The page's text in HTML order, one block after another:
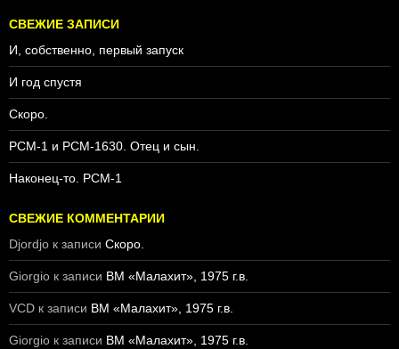
записям
й
и
:
СВЕЖИЕ ЗАПИСИ
И, собственно, первый запуск
И год спустя
Скоро.
PCM-1 и PCM-1630. Отец и сын.
Наконец-то. PCM-1
СВЕЖИЕ КОММЕНТАРИИ
Djordjo к записи Скоро.
Giorgio к записи ВМ «Малахит», 1975 г.в.
VCD к записи ВМ «Малахит», 1975 г.в.
Giorgio к записи ВМ «Малахит», 1975 г.в.